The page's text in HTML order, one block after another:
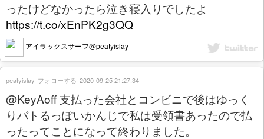
ったけどなかったら泣き寝入りでしたよ
https://t.co/xEnPK2g3QQ
アイラックスサーフ@peatyislay
@KeyAoff 支払った会社とコンビニで後はゆっく
りバトるっぽいかんじで私は受領書あったので払
ったってことになって終わりました。
peatyislay フォローする 2020-09-25 21:27:34